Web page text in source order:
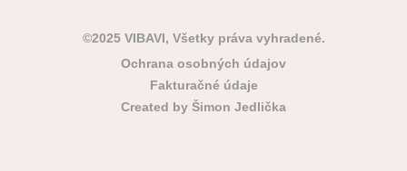
©2025 VIBAVI, Všetky práva vyhradené.
Ochrana osobných údajov
Fakturačné údaje
Created by Šimon Jedlička